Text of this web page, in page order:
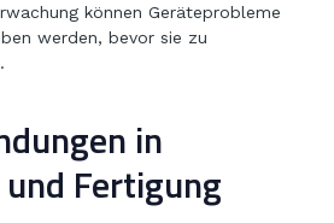
können Geräteprobleme
werden, bevor sie zu
in
Fertigung